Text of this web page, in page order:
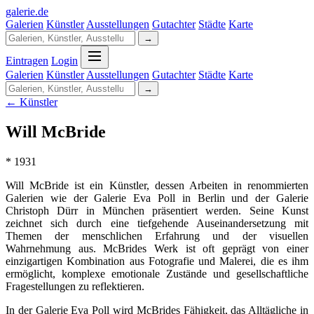
galerie.de
Galerien Künstler Ausstellungen Gutachter Städte Karte
→
Eintragen Login
Galerien Künstler Ausstellungen Gutachter Städte Karte
→
← Künstler
Will McBride
* 1931
Will McBride ist ein Künstler, dessen Arbeiten in renommierten
Galerien wie der Galerie Eva Poll in Berlin und der Galerie
Christoph Dürr in München präsentiert werden. Seine Kunst
zeichnet sich durch eine tiefgehende Auseinandersetzung mit
Themen der menschlichen Erfahrung und der visuellen
Wahrnehmung aus. McBrides Werk ist oft geprägt von einer
einzigartigen Kombination aus Fotografie und Malerei, die es ihm
ermöglicht, komplexe emotionale Zustände und gesellschaftliche
Fragestellungen zu reflektieren.
In der Galerie Eva Poll wird McBrides Fähigkeit, das Alltägliche in